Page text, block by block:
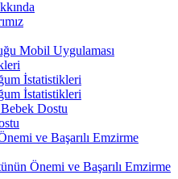
Mobil Uygulaması
İstatistikleri
İstatistikleri
Dostu
ve Başarılı Emzirme
Önemi ve Başarılı Emzirme